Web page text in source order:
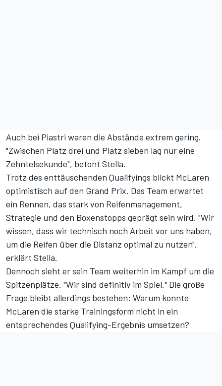
Auch bei Piastri waren die Abstände extrem gering.
"Zwischen Platz drei und Platz sieben lag nur eine
Zehntelsekunde", betont Stella.
Trotz des enttäuschenden Qualifyings blickt McLaren
optimistisch auf den Grand Prix. Das Team erwartet
ein Rennen, das stark von Reifenmanagement,
Strategie und den Boxenstopps geprägt sein wird. "Wir
wissen, dass wir technisch noch Arbeit vor uns haben,
um die Reifen über die Distanz optimal zu nutzen",
erklärt Stella.
Dennoch sieht er sein Team weiterhin im Kampf um die
Spitzenplätze. "Wir sind definitiv im Spiel." Die große
Frage bleibt allerdings bestehen: Warum konnte
McLaren die starke Trainingsform nicht in ein
entsprechendes Qualifying-Ergebnis umsetzen?